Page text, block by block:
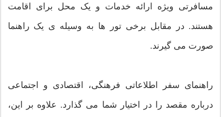
مسافرتی ویژه ارائه خدمات و یک محل برای اقامت
هستند. در مقابل برخی تور ها به وسیله ی یک راهنما
صورت می گیرند.
راهنمای سفر اطلاعاتی فرهنگی، اقتصادی و اجتماعی
درباره مقصد را در اختیار شما می گذارد. علاوه بر این،